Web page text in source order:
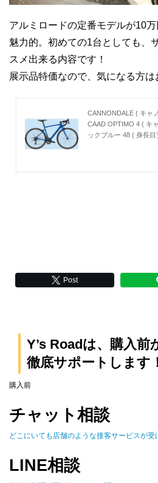
アルミロードの定番モデルが10
魅力的。初めての1台としても、
スメ出来る内容です！
展示品特価なので、気になる方は
CANNONDALE ( キャ
CAAD OPTIMO 4 ( キ
ックブルー 48 ( 身長
Post
Y’s Roadは、購入前
徹底サポートします
購入前
チャット相談
どこにいても店舗のような接客サービスが受
LINE相談